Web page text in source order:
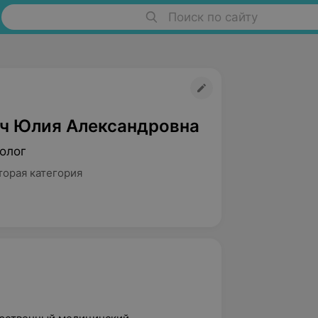
Поиск по сайту
Юлия Александровна
категория